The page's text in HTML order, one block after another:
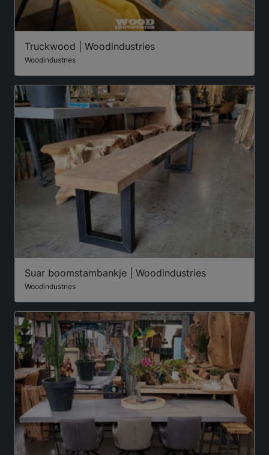
Truckwood | Woodindustries
Woodindustries
Suar boomstambankje | Woodindustries
Woodindustries